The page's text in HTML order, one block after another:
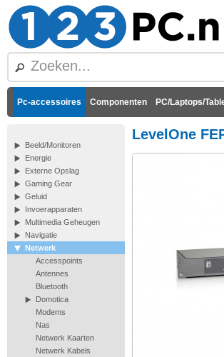
Pc-accessoires Componenten PC/Laptops/
Beeld/Monitoren
Energie
Externe Opslag
Gaming Gear
Geluid
Invoerapparaten
Multimedia Geheugen
Navigatie
Netwerk
Accesspoints
Antennes
Bluetooth
Domotica
Modems
Nas
Netwerk Kaarten
Netwerk Kabels
LevelOne